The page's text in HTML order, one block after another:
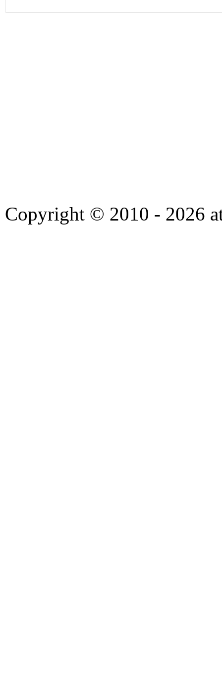
Copyright © 2010 - 2026